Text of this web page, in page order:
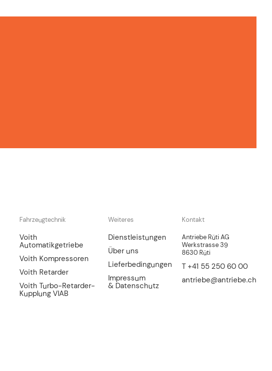
Fahrzeugtechnik
Voith
Automatikgetriebe
Voith Kompressoren
Voith Retarder
Voith Turbo-Retarder-
Kupplung VIAB
Weiteres
Dienstleistungen
Über uns
Lieferbedingungen
Impressum
& Datenschutz
Kontakt
Antriebe Rüti AG
Werkstrasse 39
8630 Rüti
T +41 55 250 60 00
antriebe@antriebe.ch